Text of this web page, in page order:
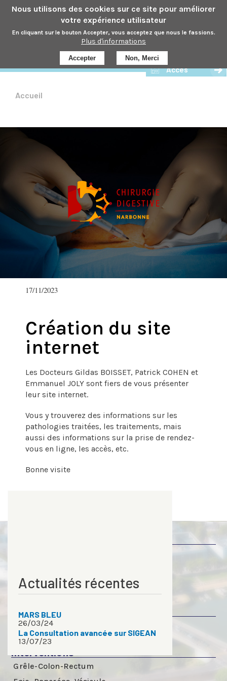
Nous utilisons des cookies sur ce site pour améliorer
votre expérience utilisateur
En cliquant sur le bouton Accepter, vous acceptez que nous le fassions.
Plus d'informations
Accepter Non, Merci
Aller
au
principal
Prendre rdv
Accès
Accueil
leven 17/11/2023 - 15:52
17/11/2023
Création du site
internet
Les Docteurs Gildas BOISSET, Patrick COHEN et
Emmanuel JOLY sont fiers de vous présenter
leur site internet.
Vous y trouverez des informations sur les
pathologies traitées, les traitements, mais
aussi des informations sur la prise de rendez-
vous en ligne, les accès, etc.
Bonne visite
Actualités récentes
MARS BLEU
26/03/24
La Consultation avancée sur SIGEAN
13/07/23
Parcours patient
Le centre
Dr. Emmanuel JOLY
Interventions
Grêle-Colon-Rectum